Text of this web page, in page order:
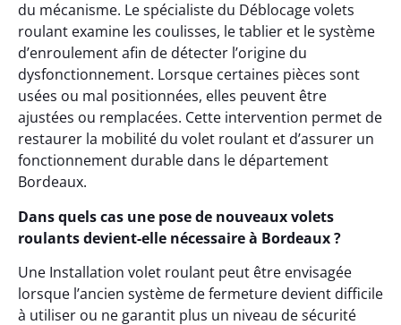
du mécanisme. Le spécialiste du Déblocage volets
roulant examine les coulisses, le tablier et le système
d’enroulement afin de détecter l’origine du
dysfonctionnement. Lorsque certaines pièces sont
usées ou mal positionnées, elles peuvent être
ajustées ou remplacées. Cette intervention permet de
restaurer la mobilité du volet roulant et d’assurer un
fonctionnement durable dans le département
Bordeaux.
Dans quels cas une pose de nouveaux volets
roulants devient-elle nécessaire à Bordeaux ?
Une Installation volet roulant peut être envisagée
lorsque l’ancien système de fermeture devient difficile
à utiliser ou ne garantit plus un niveau de sécurité